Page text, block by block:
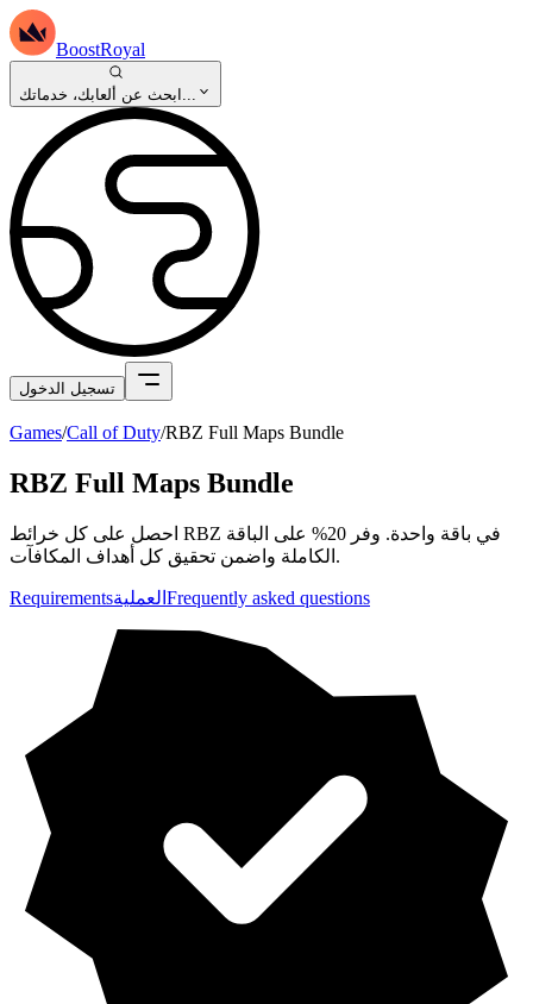
BoostRoyal
تسجيل الدخول
Games/Call of Duty/RBZ Full Maps Bundle
RBZ Full Maps Bundle
احصل على كل خرائط RBZ في باقة واحدة. وفر 20% على الباقة
الكاملة واضمن تحقيق كل أهداف المكافآت.
Requirementsالعملية Frequently asked questions